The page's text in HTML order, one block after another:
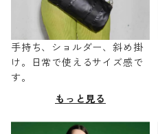
手持ち、ショルダー、斜め掛
け。日常で使えるサイズ感で
す。
もっと見る